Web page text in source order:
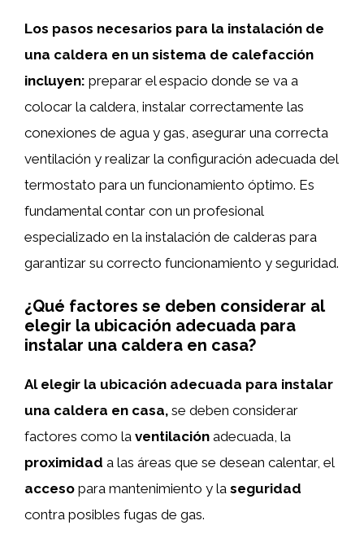
Los pasos necesarios para la instalación de
una caldera en un sistema de calefacción
incluyen: preparar el espacio donde se va a
colocar la caldera, instalar correctamente las
conexiones de agua y gas, asegurar una correcta
ventilación y realizar la configuración adecuada del
termostato para un funcionamiento óptimo. Es
fundamental contar con un profesional
especializado en la instalación de calderas para
garantizar su correcto funcionamiento y seguridad.
¿Qué factores se deben considerar al
elegir la ubicación adecuada para
instalar una caldera en casa?
Al elegir la ubicación adecuada para instalar
una caldera en casa, se deben considerar
factores como la ventilación adecuada, la
proximidad a las áreas que se desean calentar, el
acceso para mantenimiento y la seguridad
contra posibles fugas de gas.